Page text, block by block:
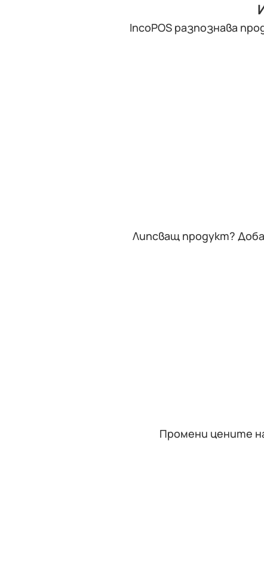
IncoPOS разпознава
Липсващ продукт?
Промени цените